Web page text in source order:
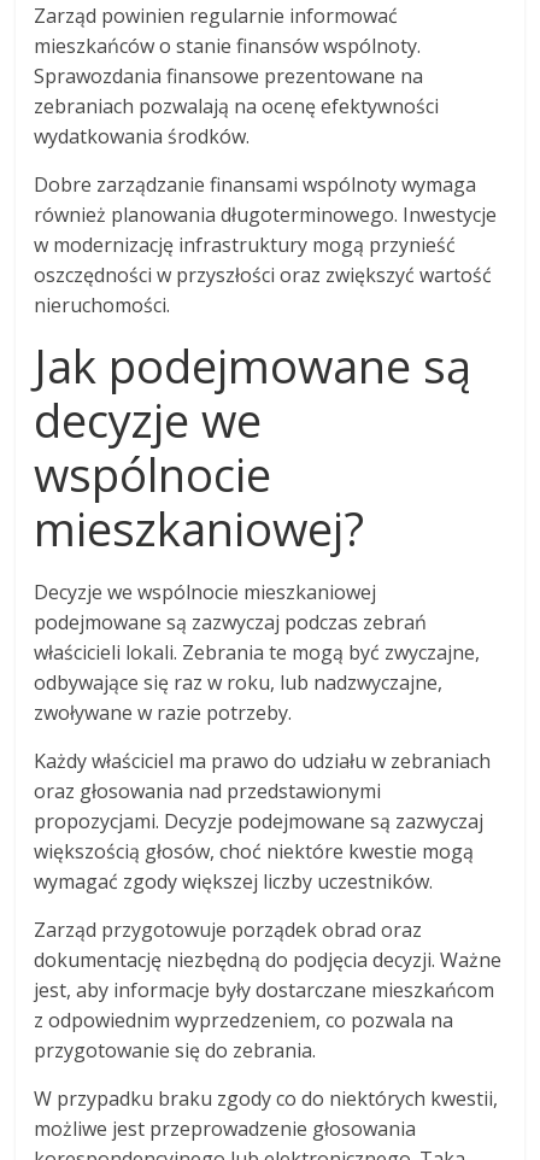
Zarząd powinien regularnie informować
mieszkańców o stanie finansów wspólnoty.
Sprawozdania finansowe prezentowane na
zebraniach pozwalają na ocenę efektywności
wydatkowania środków.
Dobre zarządzanie finansami wspólnoty wymaga
również planowania długoterminowego. Inwestycje
w modernizację infrastruktury mogą przynieść
oszczędności w przyszłości oraz zwiększyć wartość
nieruchomości.
Jak podejmowane są
decyzje we
wspólnocie
mieszkaniowej?
Decyzje we wspólnocie mieszkaniowej
podejmowane są zazwyczaj podczas zebrań
właścicieli lokali. Zebrania te mogą być zwyczajne,
odbywające się raz w roku, lub nadzwyczajne,
zwoływane w razie potrzeby.
Każdy właściciel ma prawo do udziału w zebraniach
oraz głosowania nad przedstawionymi
propozycjami. Decyzje podejmowane są zazwyczaj
większością głosów, choć niektóre kwestie mogą
wymagać zgody większej liczby uczestników.
Zarząd przygotowuje porządek obrad oraz
dokumentację niezbędną do podjęcia decyzji. Ważne
jest, aby informacje były dostarczane mieszkańcom
z odpowiednim wyprzedzeniem, co pozwala na
przygotowanie się do zebrania.
W przypadku braku zgody co do niektórych kwestii,
możliwe jest przeprowadzenie głosowania